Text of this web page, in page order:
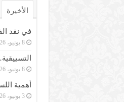
الأخيرة
في نقد
8 يونيو، 2026
8 يونيو، 2026
أهمية
3 يونيو، 2026